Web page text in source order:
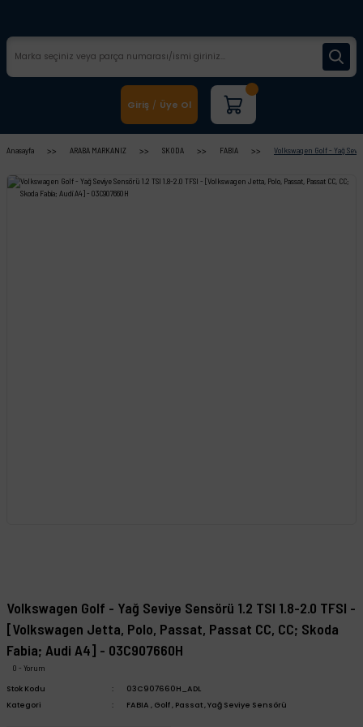
Giriş / Üye Ol
Anasayfa ARABA MARKANIZ SKODA FABIA Volkswagen Golf - Yağ
Volkswagen Golf - Yağ Seviye Sensörü 1.2 TSI 1.8-2.0 TFSI -
[Volkswagen Jetta, Polo, Passat, Passat CC, CC; Skoda
Fabia; Audi A4] - 03C907660H
0 - Yorum
Stok Kodu
03C907660H_ADL
Kategori
FABIA , Golf, Passat,Yağ Seviye Sensörü